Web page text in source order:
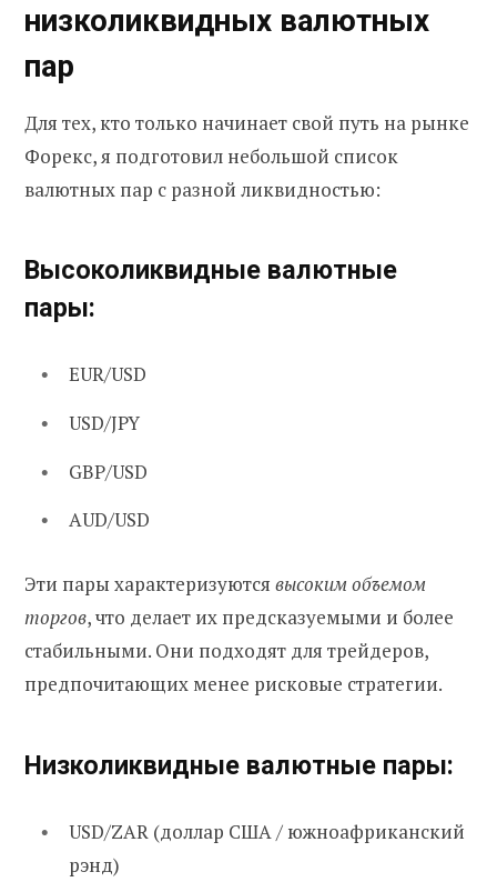
низколиквидных валютных
пар
Для тех, кто только начинает свой путь на рынке
Форекс, я подготовил небольшой список
валютных пар с разной ликвидностью:
Высоколиквидные валютные
пары:
EUR/USD
USD/JPY
GBP/USD
AUD/USD
Эти пары характеризуются высоким объемом
торгов, что делает их предсказуемыми и более
стабильными. Они подходят для трейдеров,
предпочитающих менее рисковые стратегии.
Низколиквидные валютные пары:
USD/ZAR (доллар США / южноафриканский
рэнд)